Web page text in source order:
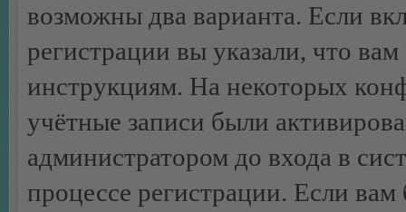
возможны два варианта. Если
регистрации вы указали, что
инструкциям. На некоторых
учётные записи были
администратором до входа в
процессе регистрации. Если